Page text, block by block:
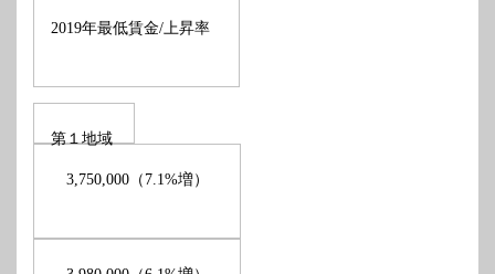
2019年最低賃金/ 上昇率
第１地域
3,750,000（ 7.1%増）